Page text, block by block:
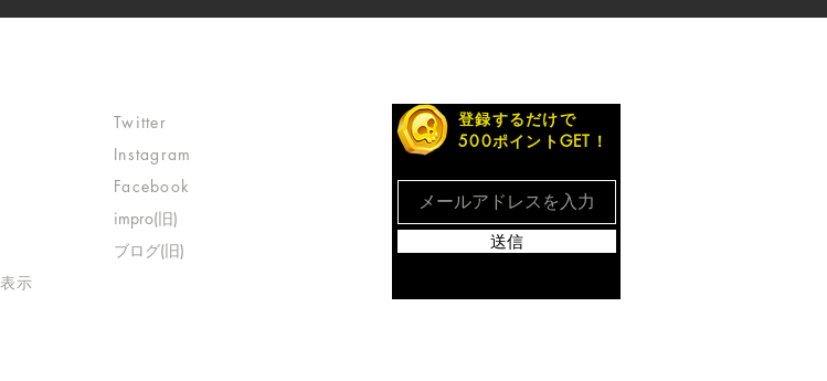
示
Twitter
Instagram
Facebook
impro(旧)​
ブログ(旧)
登録するだけで
500ポイントGET！
送信